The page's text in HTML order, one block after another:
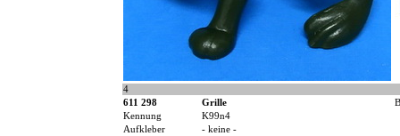
4
611 298
Grille
Kennung
K99n4
Aufkleber
- keine -